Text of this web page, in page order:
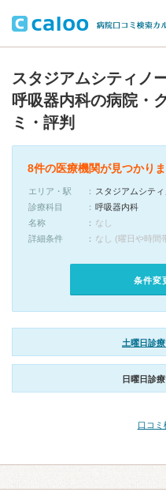
スタジアムシティノ
呼吸器内科の病院・
ミ・評判
8件の医療機関が見つかり
エリア・駅
スタジアムシテ
診療科目
呼吸器内科
名称
なし
詳細条件
なし (曜日や時間
条件変
土曜日診
日曜日診
口コミ